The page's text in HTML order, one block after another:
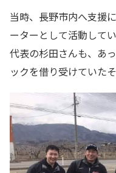
当時、長野市内へ支援
ーターとして活動して
代表の杉田さんも、あ
ックを借り受けていたそ